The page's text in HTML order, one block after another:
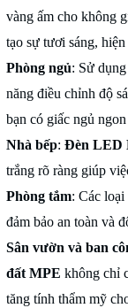
vàng ấm cho không
tạo sự tươi sáng, hiện
Phòng ngủ: Sử dụng
năng điều chỉnh độ
bạn có giấc ngủ
Nhà bếp: Đèn LED
trắng rõ ràng giúp
Phòng tắm: Các loại
đảm bảo an toàn và
Sân vườn và ban
đất MPE không chỉ
tăng tính thẩm mỹ